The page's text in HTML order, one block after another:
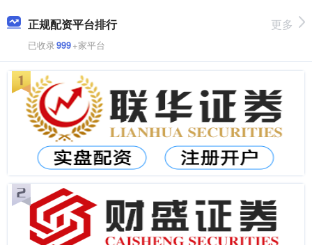
正规配资平台排行
已收录999+家平台
更多